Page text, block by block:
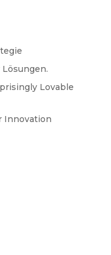
Lovable
Innovation